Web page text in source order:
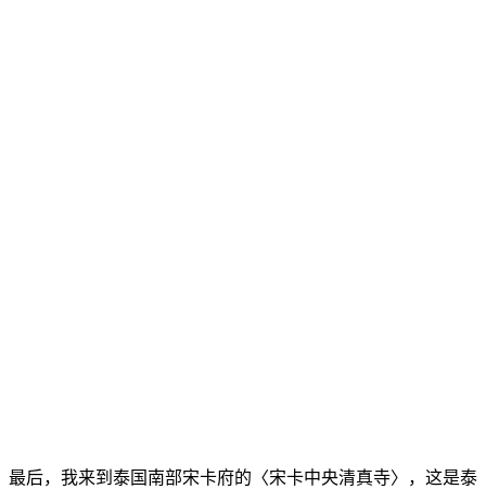
最后，我来到泰国南部宋卡府的〈宋卡中央清真寺〉，这是泰